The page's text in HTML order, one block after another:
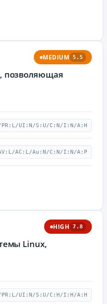
MEDIUM 5.5
позволяющая
PR:L/UI:N/S:U/C:N/I:N/A:H
AC:L/Au:N/C:N/I:N/A:P
HIGH 7.8
Linux,
PR:L/UI:N/S:U/C:H/I:H/A:H